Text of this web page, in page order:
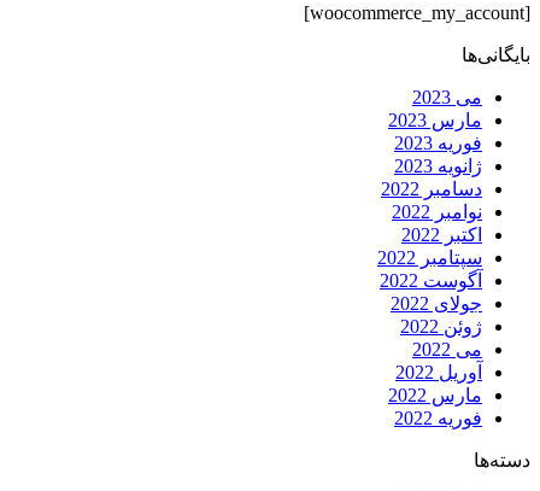
[woocommerce_my_account]
بایگانی‌ها
می 2023
مارس 2023
فوریه 2023
ژانویه 2023
دسامبر 2022
نوامبر 2022
اکتبر 2022
سپتامبر 2022
آگوست 2022
جولای 2022
ژوئن 2022
می 2022
آوریل 2022
مارس 2022
فوریه 2022
دسته‌ها